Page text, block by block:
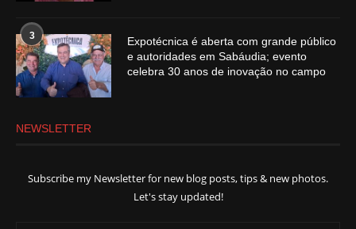
3
Expotécnica é aberta com grande público
e autoridades em Sabáudia; evento
celebra 30 anos de inovação no campo
NEWSLETTER
Subscribe my Newsletter for new blog posts, tips & new photos.
Let's stay updated!